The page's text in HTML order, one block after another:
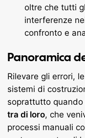
oltre che tutti
interferenze
confronto e
Panoramica
Rilevare gli errori,
sistemi di
soprattutto quando
tra di loro, che
processi manuali